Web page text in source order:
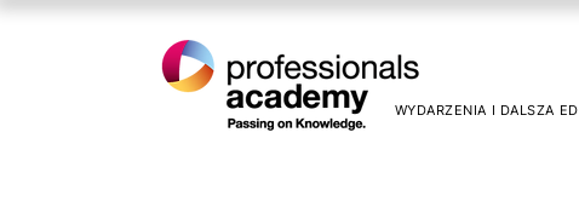
WYDARZENIA I DALSZA